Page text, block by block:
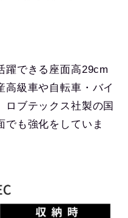
躍できる座面高29cm
高級車や自転車・バイ
ロブテックス社製の国
でも強化をしていま